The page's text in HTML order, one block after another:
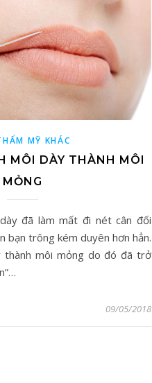
MỸ KHÁC
MÔI DÀY THÀNH MÔI
MỎNG
đã làm mất đi nét cân đối
bạn trông kém duyên hơn hẳn.
thành môi mỏng do đó đã trở
09/05/2018